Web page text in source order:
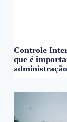
Controle
que é